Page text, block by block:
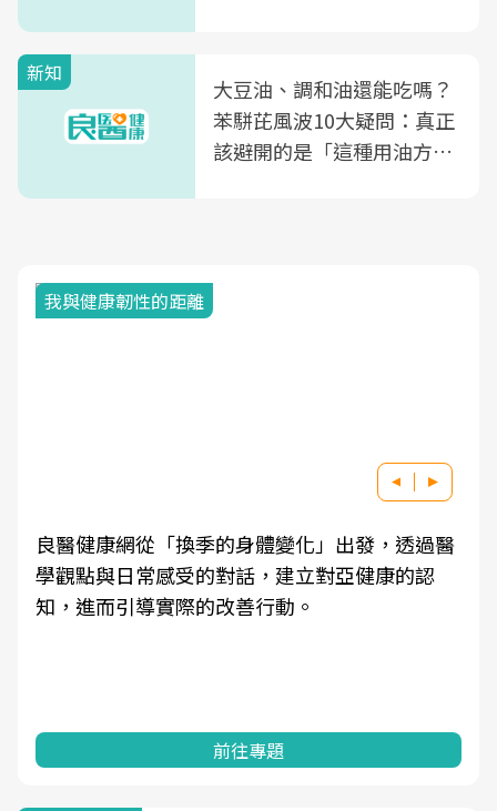
新知
大豆油、調和油還能吃嗎？
苯駢芘風波10大疑問：真正
該避開的是「這種用油方
我與健康韌性的距離
良醫健康網從「換季的身體變化」出發，透過醫
學觀點與日常感受的對話，建立對亞健康的認
知，進而引導實際的改善行動。
前往專題